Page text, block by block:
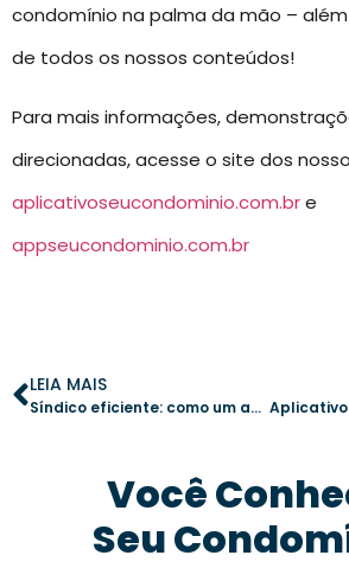
condomínio na palma da mão –
de todos os nossos conteúdos!
Para mais informações,
direcionadas, acesse o site dos
aplicativoseucondominio.com.bre
appseucondominio.com.br
LEIA MAIS
Síndico eficiente: como um aplicativo de gestão simplifica a administração condominial
Você
Seu